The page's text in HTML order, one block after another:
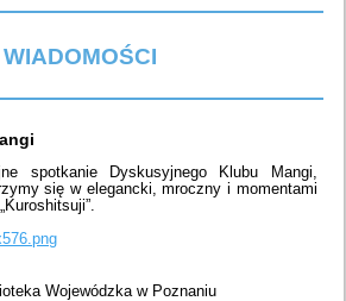
WIADOMOŚCI
spotkanie Dyskusyjnego Klubu Mangi,
się w elegancki, mroczny i momentami
Wojewódzka w Poznaniu